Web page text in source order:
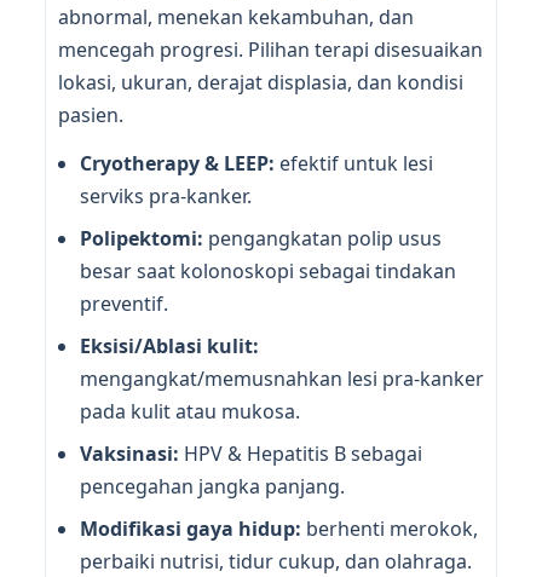
abnormal, menekan kekambuhan, dan
mencegah progresi. Pilihan terapi disesuaikan
lokasi, ukuran, derajat displasia, dan kondisi
pasien.
Cryotherapy & LEEP: efektif untuk lesi
serviks pra-kanker.
Polipektomi: pengangkatan polip usus
besar saat kolonoskopi sebagai tindakan
preventif.
Eksisi/Ablasi kulit:
mengangkat/memusnahkan lesi pra-kanker
pada kulit atau mukosa.
Vaksinasi: HPV & Hepatitis B sebagai
pencegahan jangka panjang.
Modifikasi gaya hidup: berhenti merokok,
perbaiki nutrisi, tidur cukup, dan olahraga.